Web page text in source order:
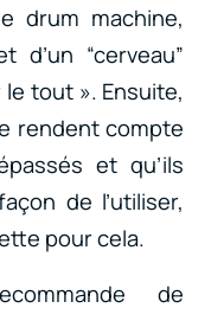
drum machine,
d’un “cerveau”
tout ». Ensuite,
rendent compte
et qu’ils
de l’utiliser,
pour cela.
de